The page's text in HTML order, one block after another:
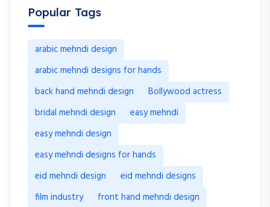
Popular Tags
arabic mehndi design
arabic mehndi designs for hands
back hand mehndi design
Bollywood actress
bridal mehndi design
easy mehndi
easy mehndi design
easy mehndi designs for hands
eid mehndi design
eid mehndi designs
film industry
front hand mehndi design